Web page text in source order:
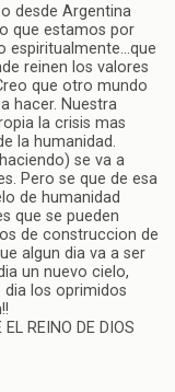
desde Argentina
que estamos por
espiritualmente…que
reinen los valores
que otro mundo
hacer. Nuestra
la crisis mas
la humanidad.
se va a
Pero se que de esa
de humanidad
que se pueden
de construccion de
algun dia va a ser
un nuevo cielo,
dia los oprimidos
REINO DE DIOS